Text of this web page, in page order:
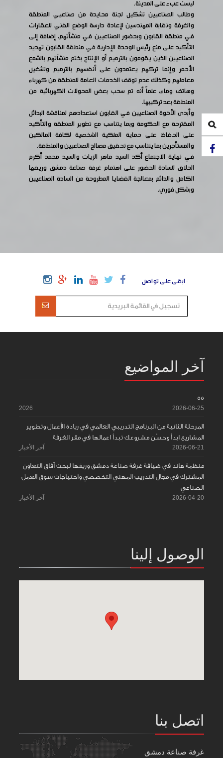
ليست عبء على المدينة.
وطالب الصناعيين تشكيل لجنة محايدة من صناعيي المنطقة
والغرفة ونقابة المهندسين لإعادة دارسة الوضع الفني للعقارات
في منطقة القابون وبحضور الصناعيين في منشأتهم، إضافة إلى
التأكيد على منع رئيس الوحدة الإدارية في منطقة القابون تهديد
الصناعيين الذين يقومون بالترميم أو الإنتاج بختم منشآتهم بالشمع
الأحمر وإنما تركهم يعتمدون على أنفسهم بالترميم وتشغيل
معاملهم وكذلك عدم توقف الخدمات العامة للمنطقة من كهرباء
وهاتف وماء، علماً أنه تم سحب بعض المحولات الكهربائية من
المنطقة بعد تركيبها.
وأبدى الأخوة الصناعيين في القابون استعدادهم لمناقشة البدائل
المقترحة مع الحكومة وبما يتناسب مع تطوير المنطقة والتأكيد
على الحفاظ على حماية الملكية الشخصية لكافة المالكين
والمستأجرين بما يتناسب مع تحقيق مصالح الصناعيين والمنطقة.
في نهاية الاجتماع أكد السيد ماهر الزيات والسيد محمد أكرم
الحلاق للسادة الحضور على اهتمام غرفة صناعة دمشق وريفها
الكامل والدائم بمعالجة القضايا المطروحة من السادة الصناعيين
وبشكل فوري.
ابقى على تواصل
آخر المواضيع
55
2026-06-25
2026
المرحلة الثانية من البرنامج التدريبي العالمي في ريادة الأعمال وتطوير
المشاريع ابدأ وحسّن مشروعك تبدأ اعمالها في مقر الغرفة
2026-06-21 آخر الأخبار
منظمة هاند في ضيافة غرفة صناعة دمشق وريفها لبحث آفاق التعاون
المشترك في مجال التدريب المهني التخصصي واحتياجات سوق العمل
الصناعي
2026-04-20 آخر الأخبار
الوصول إلينا
اتصل بنا
غرفة صناعة دمشق